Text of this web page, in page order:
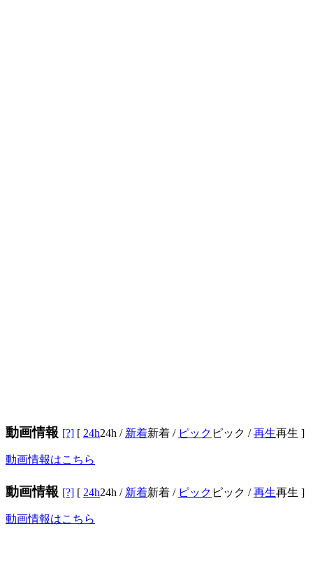
動画情報 [?] [ 24h24h / 新着新着 / ピック ピック /再生再生 ]
動画情報はこちら
動画情報 [?] [ 24h24h / 新着新着 / ピック ピック /再生再生 ]
動画情報はこちら